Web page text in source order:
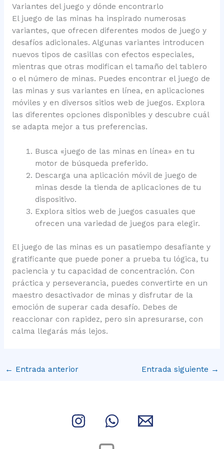
Variantes del juego y dónde encontrarlo
El juego de las minas ha inspirado numerosas
variantes, que ofrecen diferentes modos de juego y
desafíos adicionales. Algunas variantes introducen
nuevos tipos de casillas con efectos especiales,
mientras que otras modifican el tamaño del tablero
o el número de minas. Puedes encontrar el juego de
las minas y sus variantes en línea, en aplicaciones
móviles y en diversos sitios web de juegos. Explora
las diferentes opciones disponibles y descubre cuál
se adapta mejor a tus preferencias.
Busca «juego de las minas en línea» en tu
motor de búsqueda preferido.
Descarga una aplicación móvil de juego de
minas desde la tienda de aplicaciones de tu
dispositivo.
Explora sitios web de juegos casuales que
ofrecen una variedad de juegos para elegir.
El juego de las minas es un pasatiempo desafiante y
gratificante que puede poner a prueba tu lógica, tu
paciencia y tu capacidad de concentración. Con
práctica y perseverancia, puedes convertirte en un
maestro desactivador de minas y disfrutar de la
emoción de superar cada desafío. Debes de
reaccionar con rapidez, pero sin apresurarse, con
calma llegarás más lejos.
← Entrada anterior Entrada siguiente →